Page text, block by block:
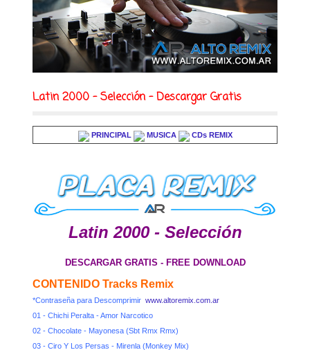
Latin 2000 - Selección - Descargar Gratis
PRINCIPAL MUSICA CDs REMIX
Latin 2000 - Selección
DESCARGAR GRATIS - FREE DOWNLOAD
CONTENIDO Tracks Remix
*Contraseña para Descomprimir www.altoremix.com.ar
01 - Chichi Peralta - Amor Narcotico
02 - Chocolate - Mayonesa (Sbt Rmx Rmx)
03 - Ciro Y Los Persas - Mirenla (Monkey Mix)